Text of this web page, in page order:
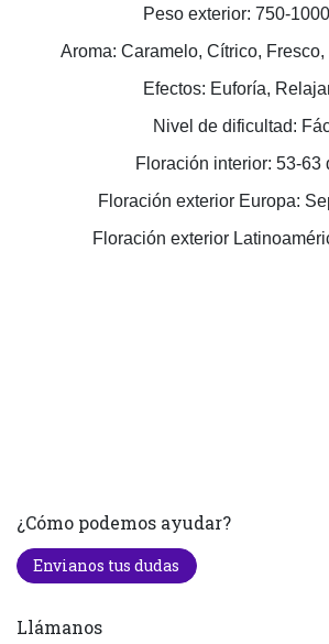
Peso exterior: 750-
Aroma: Caramelo, Cítrico, Fresco,
Efectos: Euforía,
Nivel de dificultad:
Floración interior: 53-63
Floración exterior Europa:
Floración exterior
¿Cómo podemos ayudar?
Envianos tus dudas
Llámanos